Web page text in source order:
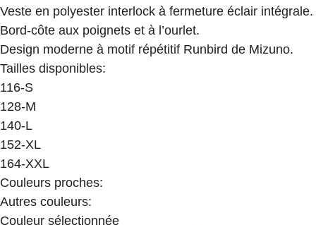
Veste en polyester interlock à fermeture éclair intégrale.
Bord-côte aux poignets et à l’ourlet.
Design moderne à motif répétitif Runbird de Mizuno.
Tailles disponibles:
116-S
128-M
140-L
152-XL
164-XXL
Couleurs proches:
Autres couleurs:
Couleur sélectionnée